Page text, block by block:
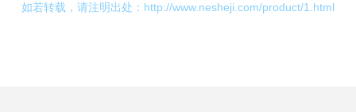
如若转载，请注明出处：http://www.nesheji.com/product/1.html